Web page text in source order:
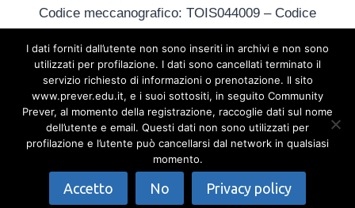
Codice meccanografico: TOIS044009 – Codice
tel. +39 012172402 – tois044009@istruzione.it –
prever@prever.edu.it
Sede Principale: Via C. Merlo, 2 – 10064 Pinerolo
(TO) + 39 0121 72402 | Sede Agrario: Viale Europa,
26 – 10060 Osasco (TO) +39 0121 541010 | Privacy
Policy
I dati forniti dall’utente non sono inseriti in archivi e non sono
utilizzati per profilazione. I dati sono cancellati terminato il
servizio richiesto di informazioni o prenotazione. Il sito
www.prever.edu.it, e i suoi sottositi, in seguito Community
Prever, al momento della registrazione, raccoglie dati sul nome
dell’utente e email. Questi dati non sono utilizzati per
profilazione e l’utente può cancellarsi dal network in qualsiasi
momento.
Accetto No Privacy policy